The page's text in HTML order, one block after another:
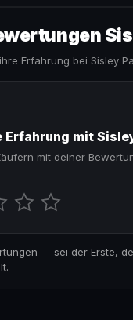
Erfahrung bei Sisley
Erfahrung mit
mit deiner
— sei der Erste,